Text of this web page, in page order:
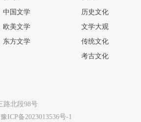
中国文学
欧美文学
东方文学
历史文化
文学大观
传统文化
考古文化
路北段98号
豫ICP备2023013536号-1